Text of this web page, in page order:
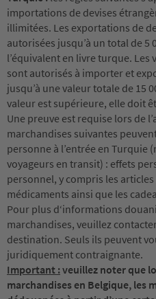
importations de devises
illimitées. Les exportations de
autorisées jusqu’à un total de 5
l’équivalent en livre turque. Les
sont autorisés à importer et
jusqu’à une valeur totale de 15
valeur est supérieure, elle doit
Une preuve est requise lors de
marchandises suivantes
personne à l’entrée en Turquie
voyageurs en transit) : effets
personnel, y compris les
médicaments ainsi que les
Pour plus d‘informations
marchandises, veuillez
destination. Seuls ils peuvent
juridiquement contraignante.
Important :veuillez noter que
marchandises en Belgique, les